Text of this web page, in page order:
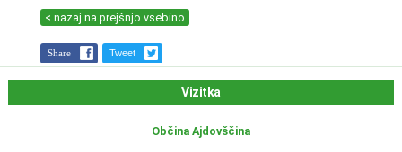
< nazaj na prejšnjo vsebino
Share Tweet
Vizitka
Občina Ajdovščina